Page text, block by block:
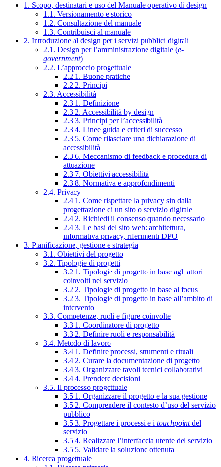
1. Scopo, destinatari e uso del Manuale operativo di design
1.1. Versionamento e storico
1.2. Consultazione del manuale
1.3. Contribuisci al manuale
2. Introduzione al design per i servizi pubblici digitali
2.1. Design per l’amministrazione digitale (e-
government)
2.2. L’approccio progettuale
2.2.1. Buone pratiche
2.2.2. Principi
2.3. Accessibilità
2.3.1. Definizione
2.3.2. Accessibilità by design
2.3.3. Principi per l’accessibilità
2.3.4. Linee guida e criteri di successo
2.3.5. Come rilasciare una dichiarazione di
accessibilità
2.3.6. Meccanismo di feedback e procedura di
attuazione
2.3.7. Obiettivi accessibilità
2.3.8. Normativa e approfondimenti
2.4. Privacy
2.4.1. Come rispettare la privacy sin dalla
progettazione di un sito o servizio digitale
2.4.2. Richiedi il consenso quando necessario
2.4.3. Le basi del sito web: architettura,
informativa privacy, riferimenti DPO
3. Pianificazione, gestione e strategia
3.1. Obiettivi del progetto
3.2. Tipologie di progetti
3.2.1. Tipologie di progetto in base agli attori
coinvolti nel servizio
3.2.2. Tipologie di progetto in base al focus
3.2.3. Tipologie di progetto in base all’ambito di
intervento
3.3. Competenze, ruoli e figure coinvolte
3.3.1. Coordinatore di progetto
3.3.2. Definire ruoli e responsabilità
3.4. Metodo di lavoro
3.4.1. Definire processi, strumenti e rituali
3.4.2. Curare la documentazione di progetto
3.4.3. Organizzare tavoli tecnici collaborativi
3.4.4. Prendere decisioni
3.5. Il processo progettuale
3.5.1. Organizzare il progetto e la sua gestione
3.5.2. Comprendere il contesto d’uso del servizio
pubblico
3.5.3. Progettare i processi e i touchpointdel
servizio
3.5.4. Realizzare l’interfaccia utente del servizio
3.5.5. Validare la soluzione ottenuta
4. Ricerca progettuale